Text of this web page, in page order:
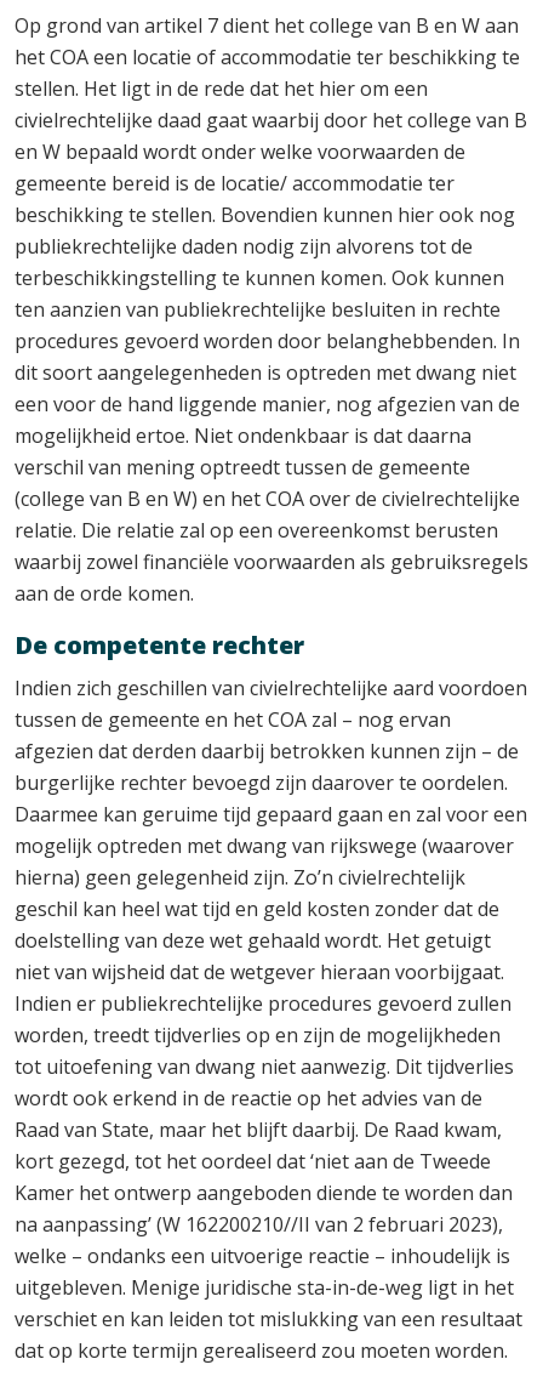
Op grond van artikel 7 dient het college van B en W aan
het COA een locatie of accommodatie ter beschikking te
stellen. Het ligt in de rede dat het hier om een
civielrechtelijke daad gaat waarbij door het college van B
en W bepaald wordt onder welke voorwaarden de
gemeente bereid is de locatie/ accommodatie ter
beschikking te stellen. Bovendien kunnen hier ook nog
publiekrechtelijke daden nodig zijn alvorens tot de
terbeschikkingstelling te kunnen komen. Ook kunnen
ten aanzien van publiekrechtelijke besluiten in rechte
procedures gevoerd worden door belanghebbenden. In
dit soort aangelegenheden is optreden met dwang niet
een voor de hand liggende manier, nog afgezien van de
mogelijkheid ertoe. Niet ondenkbaar is dat daarna
verschil van mening optreedt tussen de gemeente
(college van B en W) en het COA over de civielrechtelijke
relatie. Die relatie zal op een overeenkomst berusten
waarbij zowel financiële voorwaarden als gebruiksregels
aan de orde komen.
De competente rechter
Indien zich geschillen van civielrechtelijke aard voordoen
tussen de gemeente en het COA zal – nog ervan
afgezien dat derden daarbij betrokken kunnen zijn – de
burgerlijke rechter bevoegd zijn daarover te oordelen.
Daarmee kan geruime tijd gepaard gaan en zal voor een
mogelijk optreden met dwang van rijkswege (waarover
hierna) geen gelegenheid zijn. Zo’n civielrechtelijk
geschil kan heel wat tijd en geld kosten zonder dat de
doelstelling van deze wet gehaald wordt. Het getuigt
niet van wijsheid dat de wetgever hieraan voorbijgaat.
Indien er publiekrechtelijke procedures gevoerd zullen
worden, treedt tijdverlies op en zijn de mogelijkheden
tot uitoefening van dwang niet aanwezig. Dit tijdverlies
wordt ook erkend in de reactie op het advies van de
Raad van State, maar het blijft daarbij. De Raad kwam,
kort gezegd, tot het oordeel dat ‘niet aan de Tweede
Kamer het ontwerp aangeboden diende te worden dan
na aanpassing’ (W 162200210//II van 2 februari 2023),
welke – ondanks een uitvoerige reactie – inhoudelijk is
uitgebleven. Menige juridische sta-in-de-weg ligt in het
verschiet en kan leiden tot mislukking van een resultaat
dat op korte termijn gerealiseerd zou moeten worden.